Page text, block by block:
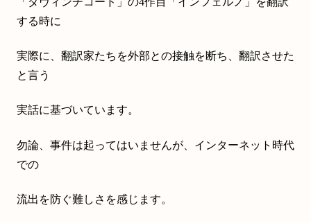
する時に
実際に、翻訳家たちを外部との接触を断ち、翻訳させた
と言う
実話に基づいています。
勿論、事件は起ってはいませんが、インターネット時代
での
流出を防ぐ難しさを感じます。